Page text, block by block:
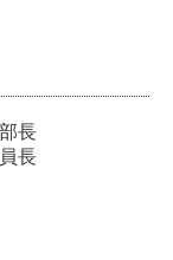
長
長